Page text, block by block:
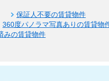
保証人不要の賃貸物件
360度パノラマ写真ありの賃貸物
みの賃貸物件